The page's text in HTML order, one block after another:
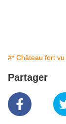
#* Château fort
Partager